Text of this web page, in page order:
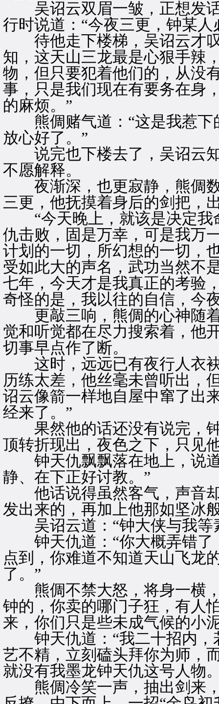
吴诏云双眉一皱，正想发话
行时说道：“今夜三更，钟某
待他走下楼梯，吴诏云才叹
知，这天山三龙最是心狠手辣
物，但只要犯着他们的，从没
事，只是我们现在有要务在身
的麻烦。”
熊倜赌气道：“这是我惹下
放心好了。”
说完也下楼去了，吴诏云知
不愿解释。
夜渐深，也更寂静，熊倜数
三更，他抚摸着身后的剑把，
“今天晚上，就该是决定我
仇击败，固是万幸，可是我万
计划的一切，所幻想的一切，
受如此大的声名，武功当然不
七年，今天才是我真正的考验
奇怪的是，我以往的自信，今
更敲三响，熊倜的心神随着
觉和听觉都在尽力搜索着，他
切事早点作了断。
这时，远远已有夜行人衣袂
历练太差，他丝毫未曾听出，
诏云像箭一样地自屋中窜了出
经来了。”
果然他的话还没有说完，钟
顶转折现出，夜色之下，只见
钟天仇飘飘落在地上，说道
静、在下正好讨教。”
他话说得虽然客气，声音却
发出来的，再加上他那如坚冰
吴诏云道：“钟大侠与我等
钟天仇道：“你大概弄错了
点到，你难道不知道天山飞龙
了。”
熊倜不禁大怒，将身一横，
钟的，你卖的哪门子狂，有人
来，你们只是些未成气候的小
钟天仇道：“我二十招内，
艺不精，立刻磕头拜你为师，
就没有我墨龙钟天仇这号人物
熊倜冷笑一声，抽出剑来，